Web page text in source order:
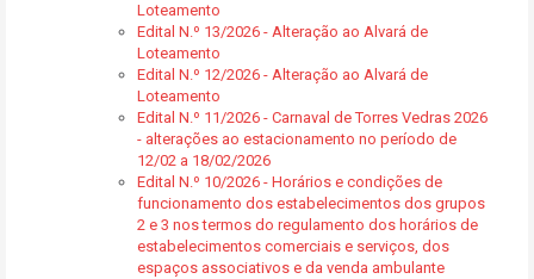
Loteamento
Edital N.º 13/2026 - Alteração ao Alvará de
Loteamento
Edital N.º 12/2026 - Alteração ao Alvará de
Loteamento
Edital N.º 11/2026 - Carnaval de Torres Vedras 2026
- alterações ao estacionamento no período de
12/02 a 18/02/2026
Edital N.º 10/2026 - Horários e condições de
funcionamento dos estabelecimentos dos grupos
2 e 3 nos termos do regulamento dos horários de
estabelecimentos comerciais e serviços, dos
espaços associativos e da venda ambulante